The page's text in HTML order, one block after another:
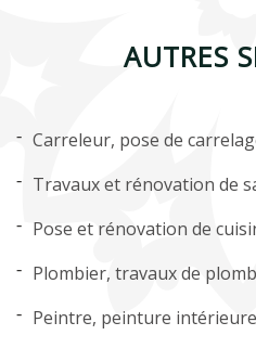
AUTRES
Carreleur, pose de
Travaux et rénovation de
Pose et rénovation de
Plombier, travaux de
Peintre, peinture